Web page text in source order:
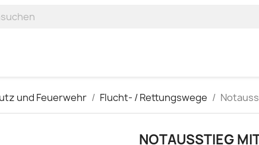
und Feuerwehr Flucht- / Rettungswege
NOTAUSSTIEG